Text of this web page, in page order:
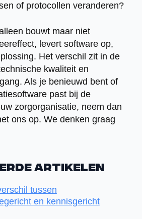
of protocollen veranderen?
bouwt maar niet
levert software op,
Het verschil zit in de
kwaliteit en
Als je benieuwd bent of
past bij de
zorgorganisatie, neem dan
ons op. We denken graag
artikelen
tussen
en kennisgericht